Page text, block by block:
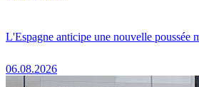
L'Espagne anticipe une nouvelle poussée
06.08.2026